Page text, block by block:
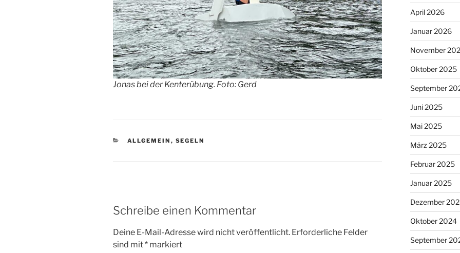
Jonas bei der Kenterübung. Foto: Gerd
KATEGORIEN
ALLGEMEIN , SEGELN
Schreibe einen Kommentar
Deine E-Mail-Adresse wird nicht veröffentlicht. Erforderliche Felder
sind mit* markiert
April 2026
Januar 2026
November
Oktober 2025
September
Juni 2025
Mai 2025
März 2025
Februar 2025
Januar 2025
Dezember
Oktober 2024
September